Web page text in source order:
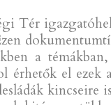
Tér
a
érhetők el ezek
kincseire